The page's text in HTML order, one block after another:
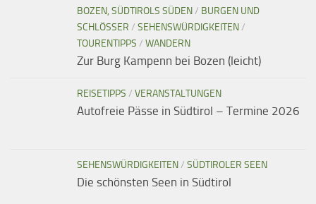
BOZEN, SÜDTIROLS SÜDEN/ BURGEN UND
SCHLÖSSER / SEHENSWÜRDIGKEITEN/
TOURENTIPPS / WANDERN
Zur Burg Kampenn bei Bozen (leicht)
REISETIPPS / VERANSTALTUNGEN
Autofreie Pässe in Südtirol – Termine 2026
SEHENSWÜRDIGKEITEN/ SÜDTIROLER SEEN
Die schönsten Seen in Südtirol